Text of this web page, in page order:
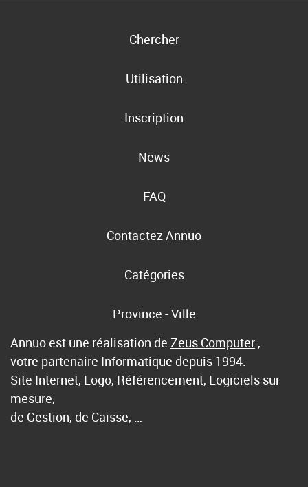
Chercher
Utilisation
Inscription
News
FAQ
Contactez Annuo
Catégories
Province - Ville
Annuo est une réalisation de Zeus Computer ,
votre partenaire Informatique depuis 1994.
Site Internet, Logo, Référencement, Logiciels sur
mesure,
de Gestion, de Caisse, …